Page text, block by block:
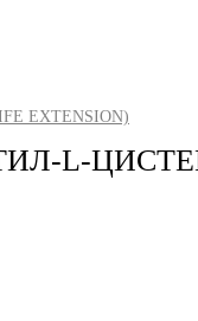
EXTENSION)
L-